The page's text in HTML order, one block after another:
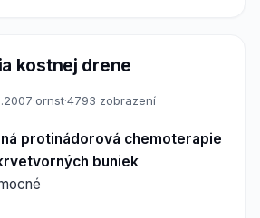
kostnej drene
·ornst·4793 zobrazení
protinádorová chemoterapie
buniek